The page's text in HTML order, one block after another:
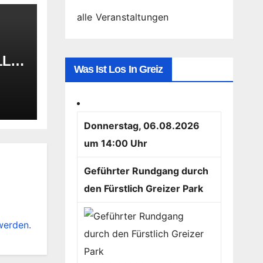
alle Veranstaltungen
Was Ist Los In Greiz
Donnerstag, 06.08.2026
um 14:00 Uhr
Geführter Rundgang durch
den Fürstlich Greizer Park